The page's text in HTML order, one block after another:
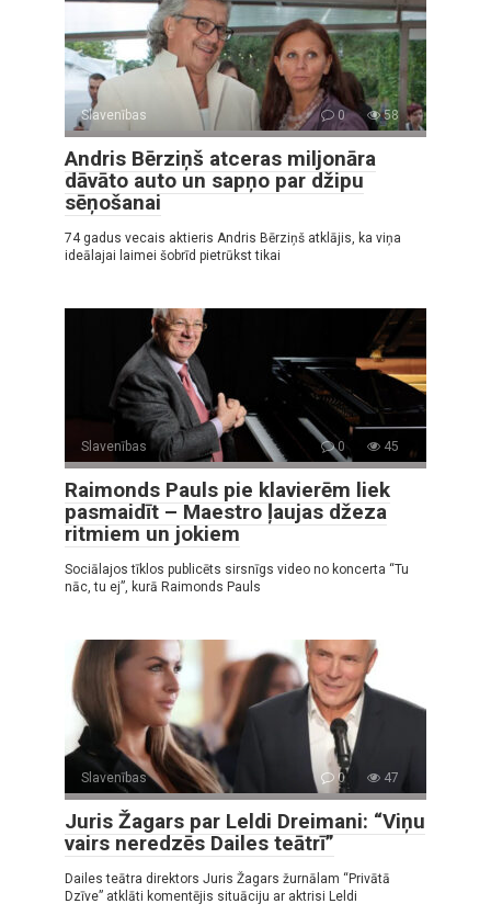
Slavenības 0 58
Andris Bērziņš atceras miljonāra
dāvāto auto un sapņo par džipu
sēņošanai
74 gadus vecais aktieris Andris Bērziņš atklājis, ka viņa
ideālajai laimei šobrīd pietrūkst tikai
Slavenības 0 45
Raimonds Pauls pie klavierēm liek
pasmaidīt – Maestro ļaujas džeza
ritmiem un jokiem
Sociālajos tīklos publicēts sirsnīgs video no koncerta “Tu
nāc, tu ej”, kurā Raimonds Pauls
Slavenības 0 47
Juris Žagars par Leldi Dreimani: “Viņu
vairs neredzēs Dailes teātrī”
Dailes teātra direktors Juris Žagars žurnālam “Privātā
Dzīve” atklāti komentējis situāciju ar aktrisi Leldi